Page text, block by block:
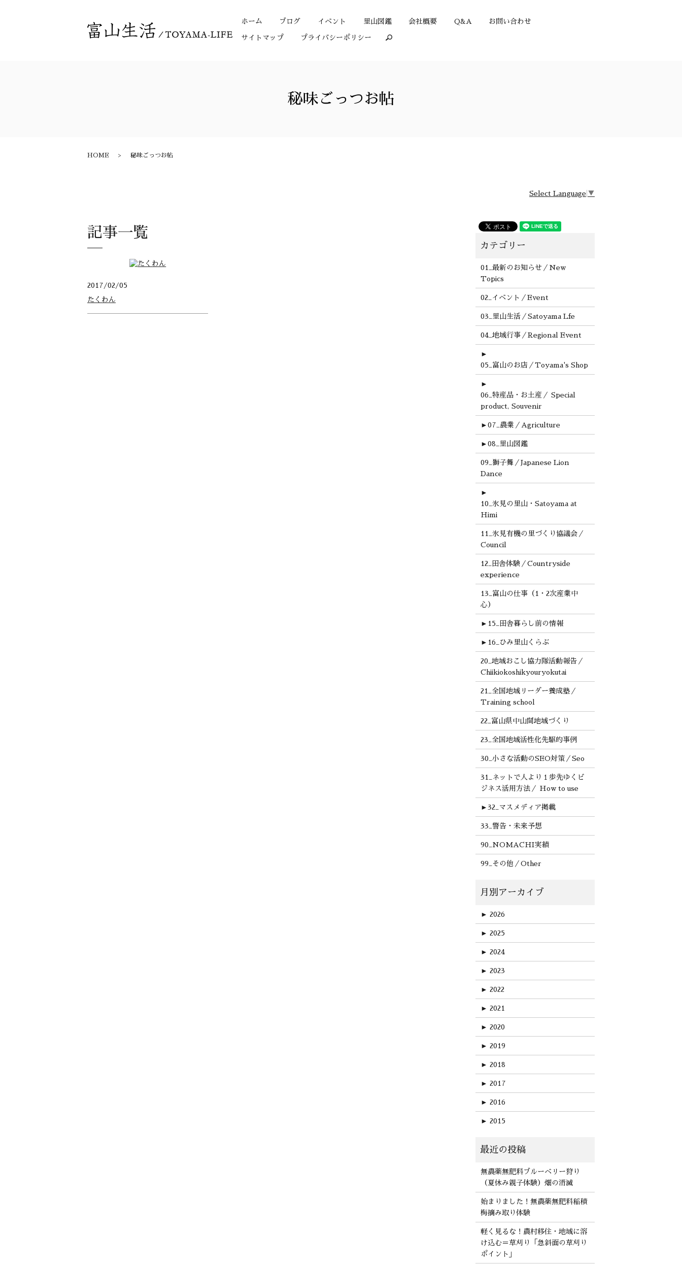
ホーム ブログ イベント 里山図鑑 会社概要 Q&A お問い合わせ
サイトマップ プライバシーポリシー search
秘味ごっつお帖
HOME 秘味ごっつお帖
Select Language ▼
記事一覧
2017/02/05
たくわん
01_最新のお知らせ／New
Topics
02_イベント／Event
03_里山生活／Satoyama Lfe
04_地域行事／Regional Event
►
05_富山のお店／Toyama's Shop
►
06_特産品・お土産／ Special
product, Souvenir
► 07_農業／Agriculture
► 08_里山図鑑
09_獅子舞／Japanese Lion
Dance
►
10_氷見の里山・Satoyama at
Himi
11_氷見有機の里づくり協議会／
Council
12_田舎体験／Countryside
experience
13_富山の仕事（1・2次産業中
心）
► 15_田舎暮らし前の情報
► 16_ひみ里山くらぶ
20_地域おこし協力隊活動報告／
Chiikiokoshikyouryokutai
21_全国地域リーダー養成塾／
Training school
22_富山県中山間地域づくり
23_全国地域活性化先駆的事例
30_小さな活動のSEO対策／Seo
31_ネットで人より１歩先ゆくビ
ジネス活用方法／ How to use
► 32_マスメディア掲載
33_警告・未来予想
90_NOMACHI実績
99_その他／Other
► 2026
► 2025
► 2024
► 2023
► 2022
► 2021
► 2020
► 2019
► 2018
► 2017
► 2016
► 2015
無農薬無肥料ブルーベリー狩り
（夏休み親子体験）畑の消滅
始まりました！無農薬無肥料稲積
梅摘み取り体験
軽く見るな！農村移住・地域に溶
け込む＝草刈り「急斜面の草刈り
ポイント」